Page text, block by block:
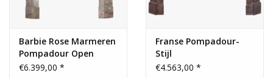
Barbie Rose Marmeren
Pompadour Open
Haard
€6.399,00 *
Franse Pompadour-
Stijl
€4.563,00 *